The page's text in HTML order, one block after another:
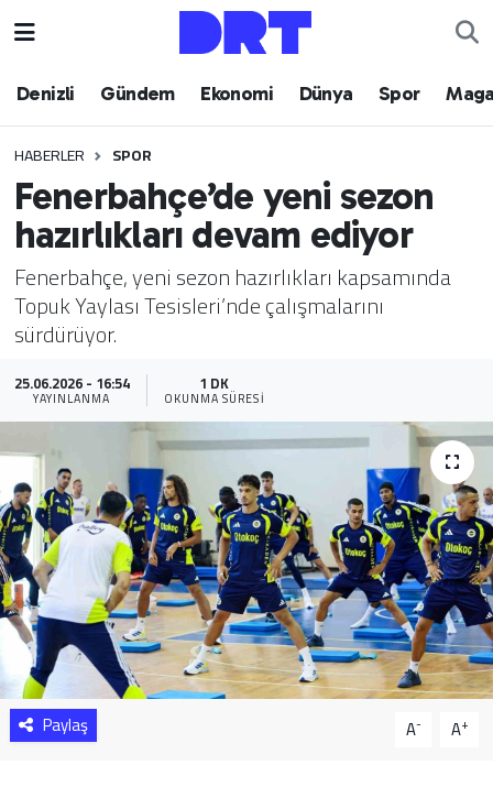
Denizli Gündem Ekonomi Dünya Spor
HABERLER SPOR
Fenerbahçe’de yeni sezon
hazırlıkları devam ediyor
Fenerbahçe, yeni sezon hazırlıkları kapsamında
Topuk Yaylası Tesisleri’nde çalışmalarını
sürdürüyor.
25.06.2026 - 16:54
YAYINLANMA
1 DK
OKUNMA SÜRESI
Paylaş A- A+
Denizli
Ekonomi
Dünya
Spor
Teknoloji
Yaşam
Sağlık
Yazarlar
Resmi İlan
Resmi Reklam
Hava Durumu
Puan Durumu ve Fikstür
Tüm Manşetler
Son Dakika Haberleri